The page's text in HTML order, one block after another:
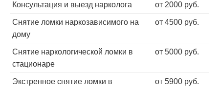
Консультация и выезд нарколога от 2000 руб.
Снятие ломки наркозависимого на
дому
от 4500 руб.
Снятие наркологической ломки в
стационаре
от 5000 руб.
Экстренное снятие ломки в
от 5900 руб.